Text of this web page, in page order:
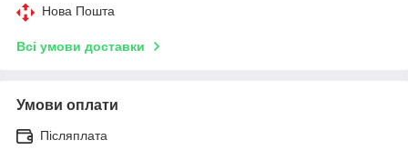
Нова Пошта
Всі умови доставки
Умови оплати
Післяплата